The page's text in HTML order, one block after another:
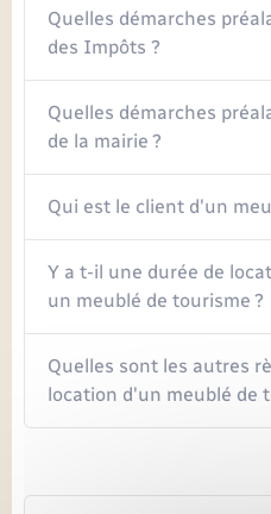
Quelles démarches
des Impôts ?
Quelles démarches
de la mairie ?
Qui est le client d'un
Y a t-il une durée de
un meublé de tourisme ?
Quelles sont les autres
location d'un meublé de